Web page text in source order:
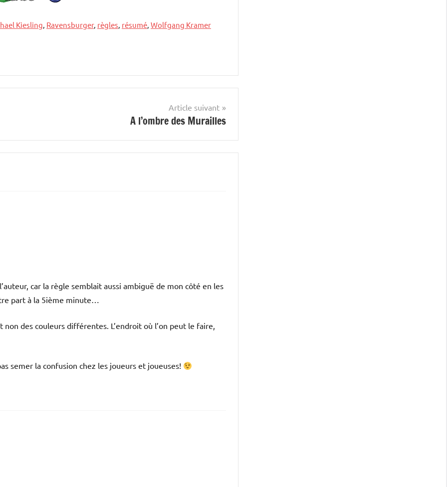
Kiesling, Ravensburger, règles, résumé, Wolfgang Kramer
Article suivant
A l’ombre des Murailles
car la règle semblait aussi ambiguë de mon côté en les
part à la 5ième minute…
des couleurs différentes. L’endroit où l’on peut le faire,
semer la confusion chez les joueurs et joueuses!